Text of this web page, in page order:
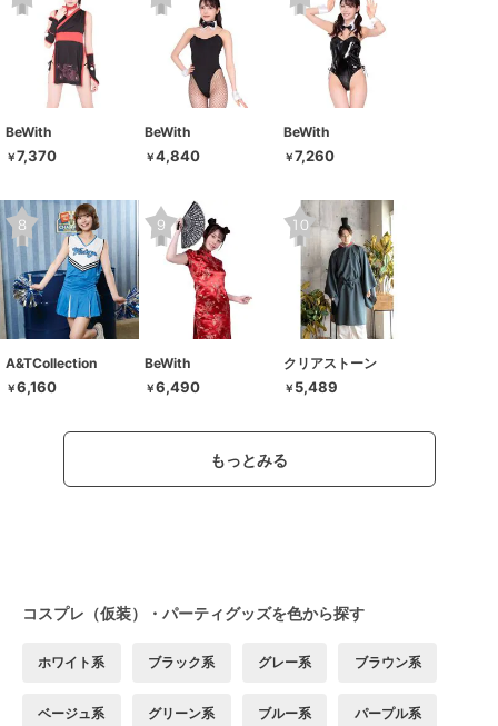
BeWith
￥7,370
BeWith
￥4,840
BeWith
￥7,260
A&TCollection
￥6,160
BeWith
￥6,490
クリアストーン
￥ 5,489
もっとみる
コスプレ（仮装）・パーティグッズを色から探す
ホワイト系 ブラック系 グレー系 ブラウン系
ベージュ系 グリーン系 ブルー系 パープル系